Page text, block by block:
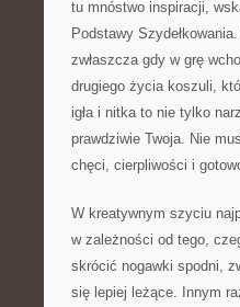
tu mnóstwo inspiracji,
Podstawy
zwłaszcza gdy w grę
drugiego życia koszuli,
igła i nitka to nie tylko
prawdziwie Twoja. Nie
chęci, cierpliwości i
W kreatywnym szyciu
w zależności od tego,
skrócić nogawki spodni,
się lepiej leżące. Innym